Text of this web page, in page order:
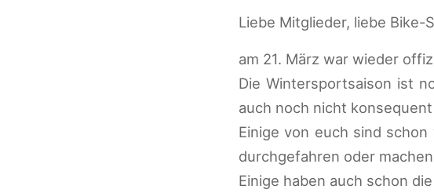
Liebe Mitglieder, liebe Bike-
am 21. März war wieder
Die Wintersportsaison ist
auch noch nicht
Einige von euch sind
durchgefahren oder
Einige haben auch schon